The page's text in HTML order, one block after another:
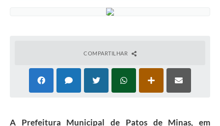
COMPARTILHAR
A Prefeitura Municipal de Patos de Minas, em